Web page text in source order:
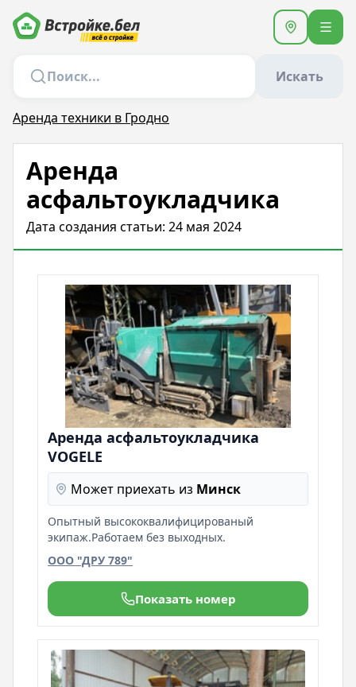
Искать
Аренда техники в Гродно
Аренда
асфальтоукладчика
Дата создания статьи: 24 мая 2024
Аренда aсфальтоукладчика
VOGELE
Может приехать из Минск
Опытный высококвалифицированый
экипаж.Работаем без выходных.
ООО "ДРУ 789"
Показать номер